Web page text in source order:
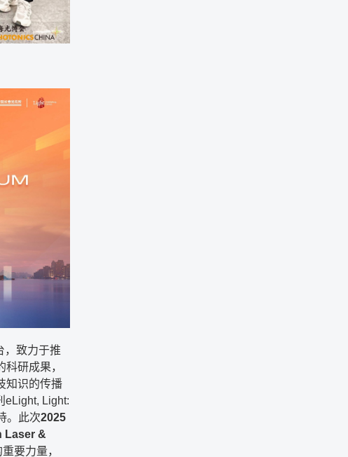
，致力于推
研成果，
知识的传播
eLight, Light:
。此次2025
Laser &
要力量，